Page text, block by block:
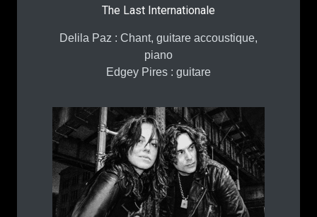
The Last Internationale
Delila Paz : Chant, guitare accoustique,
piano
Edgey Pires : guitare